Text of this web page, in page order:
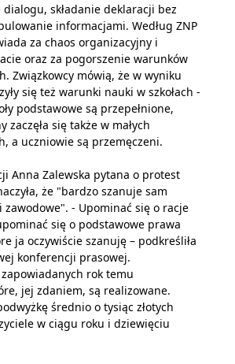
składanie deklaracji bez
informacjami. Według ZNP
za chaos organizacyjny i
oraz za pogorszenie warunków
Związkowcy mówią, że w wyniku
się też warunki nauki w szkołach -
podstawowe są przepełnione,
zaczęła się także w małych
a uczniowie są przemęczeni.
Anna Zalewska pytana o protest
że "bardzo szanuje sam
zawodowe". - Upominać się o racje
się o podstawowe prawa
ja oczywiście szanuję – podkreśliła
konferencji prasowej.
zapowiadanych rok temu
jej zdaniem, są realizowane.
średnio o tysiąc złotych
w ciągu roku i dziewięciu